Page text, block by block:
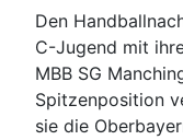
Den
C-Jugend mit
MBB SG
Spitzenposition
sie die